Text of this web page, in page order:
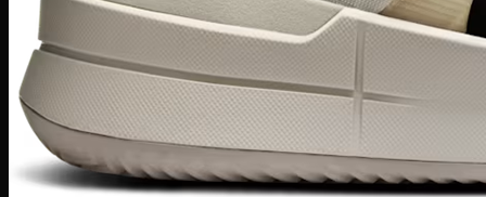
Reebok Club C 85
Reebok Instapump
Giày Asics
Gel Lyte 3
Gel 1090
Gel Kayano
Gel Nimbus